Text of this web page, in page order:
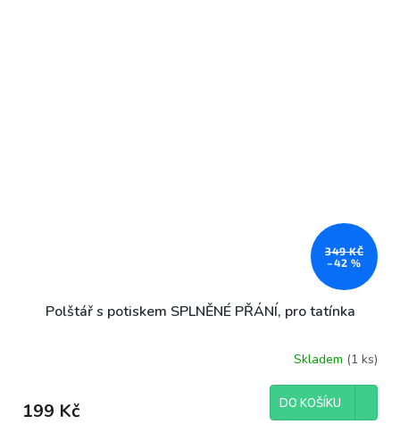
349 KČ
–42 %
Polštář s potiskem SPLNĚNÉ PŘÁNÍ, pro tatínka
Skladem (1 ks)
199 Kč DO KOŠÍKU